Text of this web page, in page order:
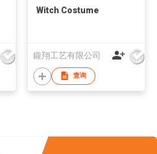
Witch Costume
鑨翔工艺有限公司
查询